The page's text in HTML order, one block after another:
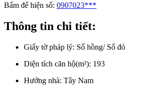
Bấm để hiện số: 0907023***
Thông tin chi tiết:
Giấy tờ pháp lý: Sổ hồng/ Sổ đỏ
Diện tích căn hộ(m²): 193
Hướng nhà: Tây Nam